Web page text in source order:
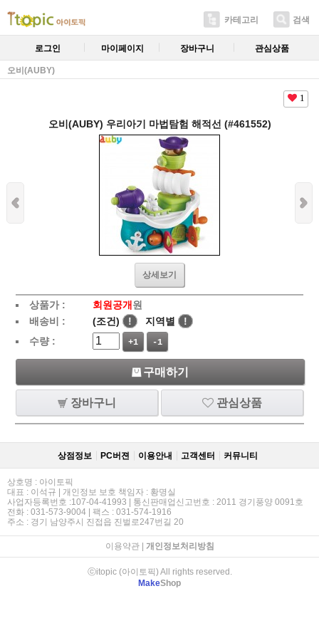
카테고리 검색
로그인 마이페이지 장바구니 관심상품
오비(AUBY)
1
오비(AUBY) 우리아기 마법탐험 해적선 (#461552)
상세보기
상품가 : 회원공개 원
배송비 :
(조건) ! 지역별
!
수량 :
+1 -1
구매하기
장바구니 관심상품
상점정보 PC버젼 이용안내 고객센터 커뮤니티
상호명 : 아이토픽
대표 : 이석규 | 개인정보 보호 책임자 : 황명실
사업자등록번호 :107-04-41993 | 통신판매업신고번호 : 2011 경기풍양 0091호
전화 : 031-573-9004 | 팩스 : 031-574-1916
주소 : 경기 남양주시 진접읍 진벌로247번길 20
이용약관| 개인정보처리방침
ⓒitopic (아이토픽) All rights reserved.
MakeShop